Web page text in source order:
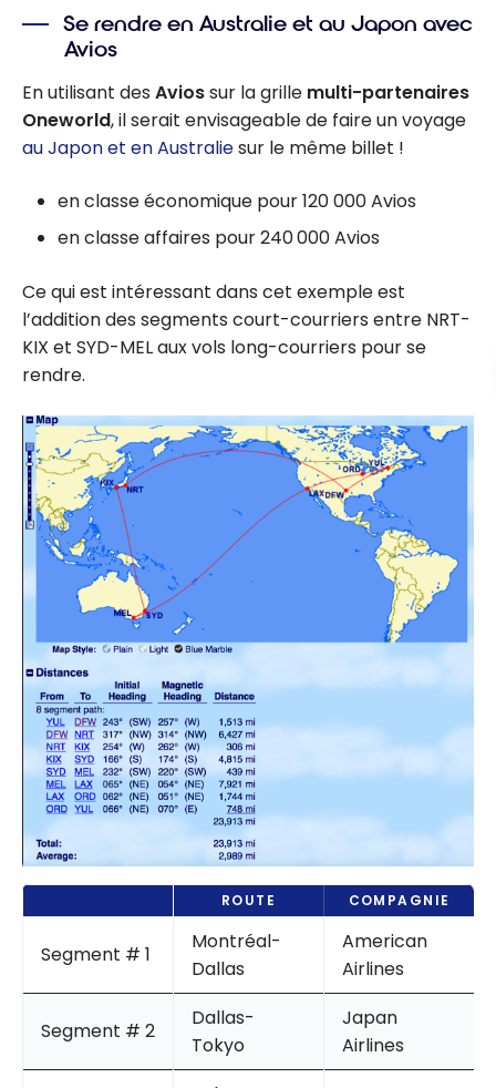
Se rendre en Australie et au Japon avec
Avios
En utilisant des Aviossur la grille multi-partenaires
Oneworld, il serait envisageable de faire un voyage
au Japon et en Australiesur le même billet !
en classe économique pour 120 000 Avios
en classe affaires pour 240 000 Avios
Ce qui est intéressant dans cet exemple est
l’addition des segments court-courriers entre NRT-
KIX et SYD-MEL aux vols long-courriers pour se
rendre.
ROUTE COMPAGNIE
Segment # 1
Montréal-
Dallas
American
Airlines
Segment # 2
Dallas-
Tokyo
Japan
Airlines